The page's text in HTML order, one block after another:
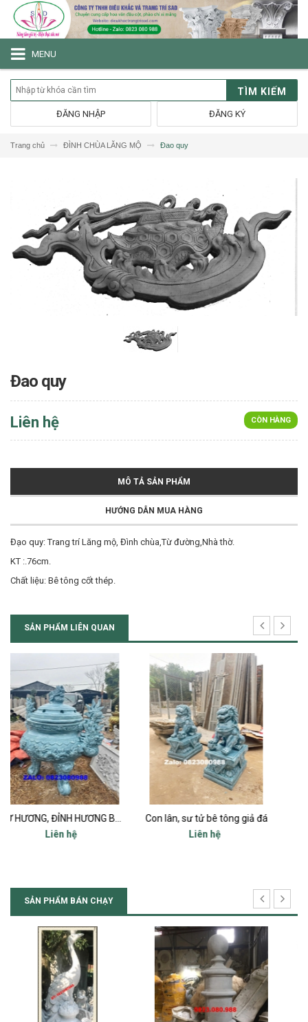
MENU
TÌM KIẾM
ĐĂNG KÝ
ĐĂNG NHẬP
Trang chủ ĐÌNH CHÙA LĂNG MỘ Đao quy
Đao quy
CÒN HÀNG
Liên hệ
MÔ TẢ SẢN PHẨM
HƯỚNG DẪN MUA HÀNG
Đạo quy: Trang trí Lăng mộ, Đình chùa,Từ đường,Nhà thờ.
KT :.76cm.
Chất liệu: Bê tông cốt thép.
SẢN PHẨM LIÊN QUAN
LƯ HƯƠNG, ĐỈNH HƯƠNG BÊ TÔNG MIỆNG 80
Con lân, sư tử bê tông giả đá
Con Nghê xi măng
SẢN PHẨM BÁN CHẠY